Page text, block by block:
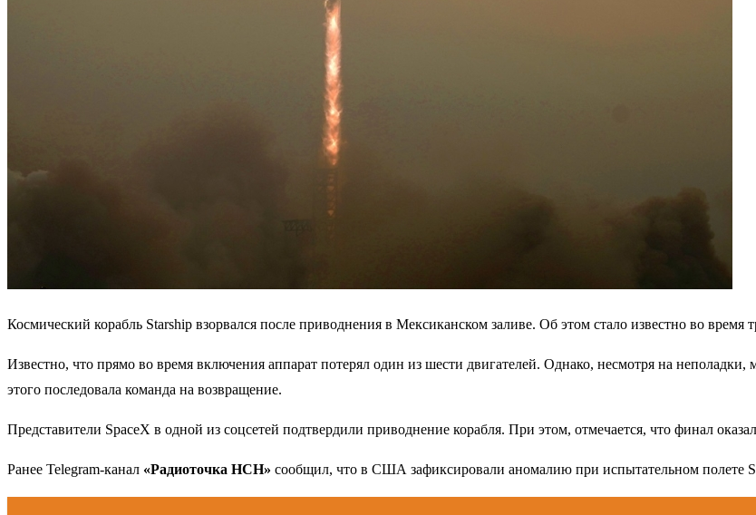
Космический корабль Starship взорвался после приводнения в Мексиканском заливе. Об этом стало известно во
Известно, что прямо во время включения аппарат потерял один из шести двигателей. Однако, несмотря на
этого последовала команда на возвращение.
Представители SpaceX в одной из соцсетей подтвердили приводнение корабля. При этом, отмечается, что финал
Ранее Telegram-канал «Радиоточка НСН» сообщил, что в США зафиксировали аномалию при испытательном полете